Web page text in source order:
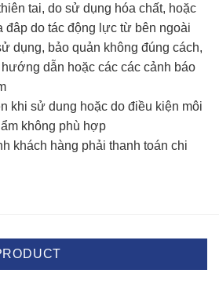
tai, do sử dụng hóa chất, hoặc
đâp do tác động lực từ bên ngoài
dụng, bảo quản không đúng cách,
dẫn hoặc các các cảnh báo
khi sử dung hoặc do điều kiện môi
không phù hợp
khách hàng phải thanh toán chi